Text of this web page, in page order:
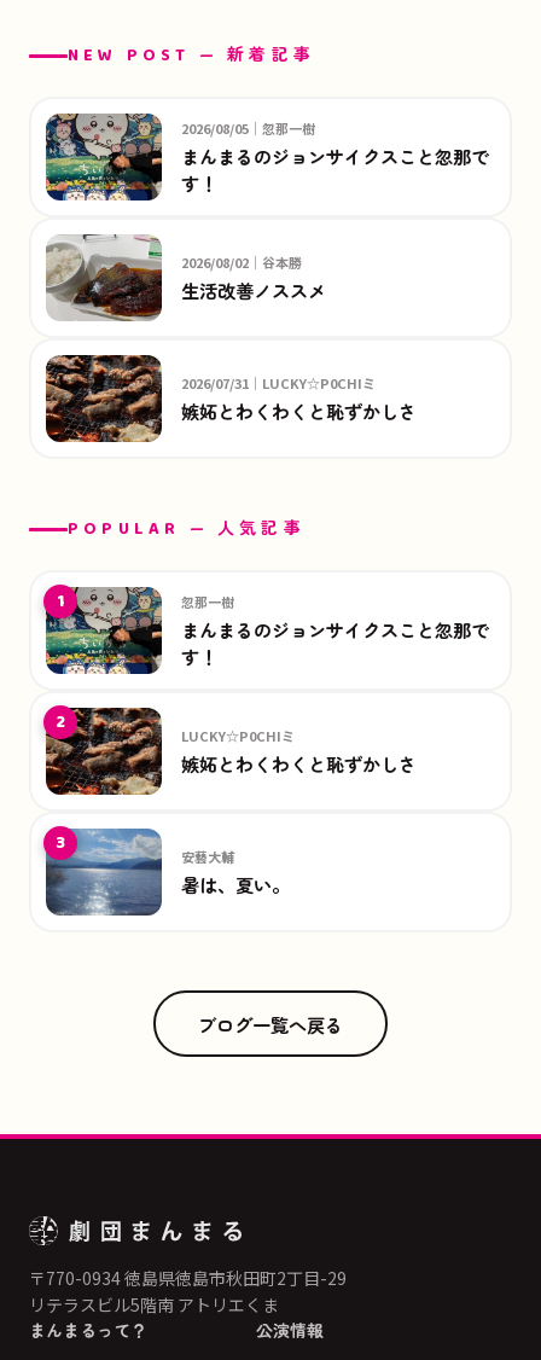
NEW POST — 新着記事
2026/08/05｜忽那一樹
まんまるのジョンサイクスこと忽那で
す！
2026/08/02｜谷本勝
生活改善ノススメ
2026/07/31｜LUCKY☆P0CHIミ
嫉妬とわくわくと恥ずかしさ
POPULAR — 人気記事
1 忽那一樹
まんまるのジョンサイクスこと忽那で
す！
2 LUCKY☆P0CHIミ
嫉妬とわくわくと恥ずかしさ
3 安藝大輔
暑は、夏い。
ブログ一覧へ戻る
〒770-0934 徳島県徳島市秋田町2丁目-29
リテラスビル5階南 アトリエくま
まんまるって？
公演情報